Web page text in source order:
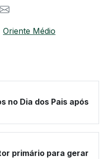
Oriente Médio
no Dia dos Pais após
primário para gerar